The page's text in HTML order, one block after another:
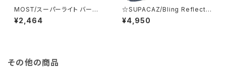
MOST/スーパーライト バーテ
ープ 3mm [ ブラック ]/10006
00001-01/モスト
¥2,464
☆SUPACAZ/Bling Reflectiv
e Oil Slick/バーテープ/21100
00000028-01/スパカズ
¥4,950
その他の商品